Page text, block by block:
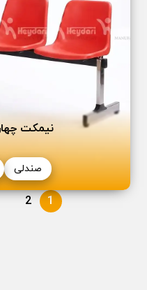
نیمکت
صندلی
1
2